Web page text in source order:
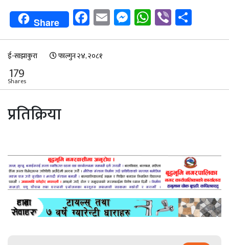
Share Facebook
EmailMessenger
WhatsApp
Viber
ई-साझाकुरा फाल्गुन २४, २०८१
179
Shares
प्रतिक्रिया